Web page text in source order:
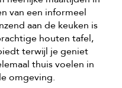
van een informeel
aan de keuken is
houten tafel,
terwijl je geniet
thuis voelen in
omgeving.